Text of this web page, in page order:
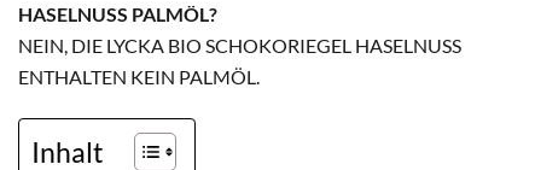
HASELNUSS PALMÖL?
NEIN, DIE LYCKA BIO SCHOKORIEGEL HASELNUSS
ENTHALTEN KEIN PALMÖL.
Inhalt